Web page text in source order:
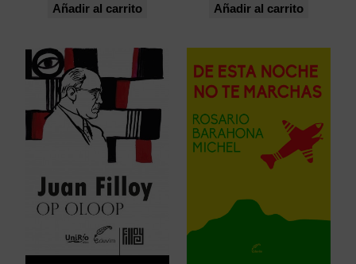
Añadir al carrito Añadir al carrito